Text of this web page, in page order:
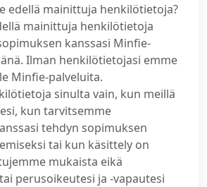
edellä mainittuja henkilötietoja?
mainittuja henkilötietoja
kanssasi Minfie-
Ilman henkilötietojasi emme
Minfie-palveluita.
sinulta vain, kun meillä
kun tarvitsemme
tehdyn sopimuksen
tai kun käsittely on
mukaista eikä
perusoikeutesi ja -vapautesi